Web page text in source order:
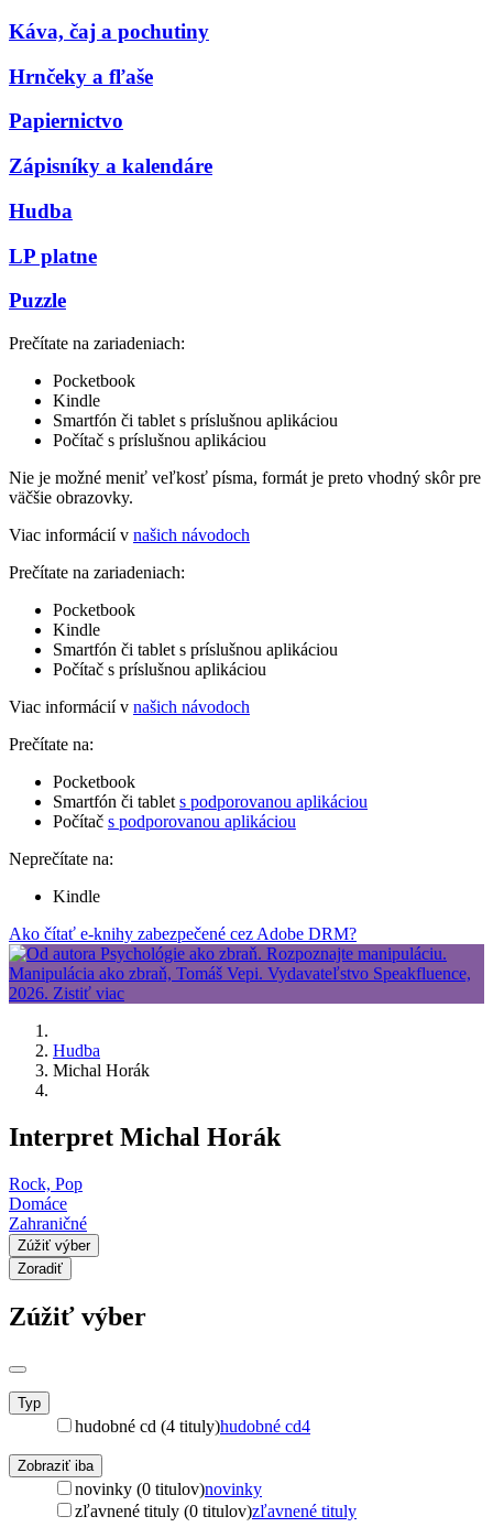
Káva, čaj a pochutiny
Hrnčeky a fľaše
Papiernictvo
Zápisníky a kalendáre
Hudba
LP platne
Puzzle
Prečítate na zariadeniach:
Pocketbook
Kindle
Smartfón či tablet s príslušnou aplikáciou
Počítač s príslušnou aplikáciou
Nie je možné meniť veľkosť písma, formát je preto vhodný skôr pre
väčšie obrazovky.
Viac informácií v našich návodoch
Prečítate na zariadeniach:
Pocketbook
Kindle
Smartfón či tablet s príslušnou aplikáciou
Počítač s príslušnou aplikáciou
Viac informácií v našich návodoch
Prečítate na:
Pocketbook
Smartfón či tablet s podporovanou aplikáciou
Počítač s podporovanou aplikáciou
Neprečítate na:
Kindle
Ako čítať e-knihy zabezpečené cez Adobe DRM?
Hudba
Michal Horák
Interpret Michal Horák
Rock, Pop
Domáce
Zahraničné
Zúžiť výber
Zoradiť
Zúžiť výber
Typ
hudobné cd (4 tituly)hudobné cd4
Zobraziť iba
novinky (0 titulov)novinky
zľavnené tituly (0 titulov)zľavnené tituly